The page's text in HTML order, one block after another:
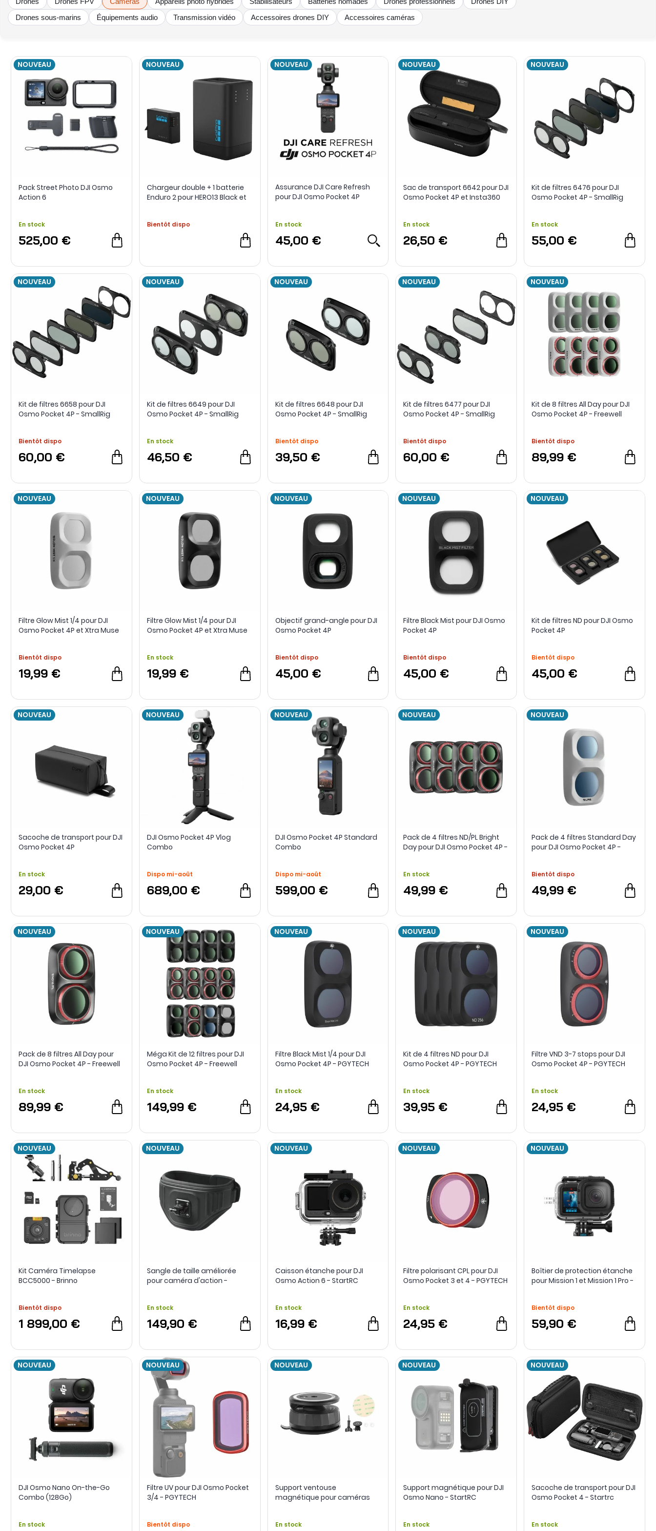
Drones sous-marins
Équipements audio Transmission vidéo Accessoires drones DIY Accessoires caméras
NOUVEAU
Pack Street Photo DJI Osmo
Action 6
En stock
525,00 €
NOUVEAU
Chargeur double + 1 batterie
Enduro 2 pour HERO13 Black et
Bientôt dispo
NOUVEAU
Assurance DJI Care Refresh
pour DJI Osmo Pocket 4P
En stock
45,00 €
NOUVEAU
Sac de transport 6642 pour DJI
Osmo Pocket 4P et Insta360
En stock
26,50 €
NOUVEAU
Kit de filtres 6476 pour DJI
Osmo Pocket 4P - SmallRig
En stock
55,00 €
NOUVEAU
Kit de filtres 6658 pour DJI
Osmo Pocket 4P - SmallRig
Bientôt dispo
60,00 €
NOUVEAU
Kit de filtres 6649 pour DJI
Osmo Pocket 4P - SmallRig
En stock
46,50 €
NOUVEAU
Kit de filtres 6648 pour DJI
Osmo Pocket 4P - SmallRig
Bientôt dispo
39,50 €
NOUVEAU
Kit de filtres 6477 pour DJI
Osmo Pocket 4P - SmallRig
Bientôt dispo
60,00 €
NOUVEAU
Kit de 8 filtres All Day pour DJI
Osmo Pocket 4P - Freewell
Bientôt dispo
89,99 €
NOUVEAU
Filtre Glow Mist 1/4 pour DJI
Osmo Pocket 4P et Xtra Muse
Bientôt dispo
19,99 €
NOUVEAU
Filtre Glow Mist 1/4 pour DJI
Osmo Pocket 4P et Xtra Muse
En stock
19,99 €
NOUVEAU
Objectif grand-angle pour DJI
Osmo Pocket 4P
Bientôt dispo
45,00 €
NOUVEAU
Filtre Black Mist pour DJI Osmo
Pocket 4P
Bientôt dispo
45,00 €
NOUVEAU
Kit de filtres ND pour DJI Osmo
Pocket 4P
Bientôt dispo
45,00 €
NOUVEAU
Sacoche de transport pour DJI
Osmo Pocket 4P
En stock
29,00 €
NOUVEAU
DJI Osmo Pocket 4P Vlog
Combo
Dispo mi-août
689,00 €
NOUVEAU
DJI Osmo Pocket 4P Standard
Combo
Dispo mi-août
599,00 €
NOUVEAU
Pack de 4 filtres ND/PL Bright
Day pour DJI Osmo Pocket 4P -
En stock
49,99 €
NOUVEAU
Pack de 4 filtres Standard Day
pour DJI Osmo Pocket 4P -
Bientôt dispo
49,99 €
NOUVEAU
Pack de 8 filtres All Day pour
DJI Osmo Pocket 4P - Freewell
En stock
89,99 €
NOUVEAU
Méga Kit de 12 filtres pour DJI
Osmo Pocket 4P - Freewell
En stock
149,99 €
NOUVEAU
Filtre Black Mist 1/4 pour DJI
Osmo Pocket 4P - PGYTECH
En stock
24,95 €
NOUVEAU
Kit de 4 filtres ND pour DJI
Osmo Pocket 4P - PGYTECH
En stock
39,95 €
NOUVEAU
Filtre VND 3-7 stops pour DJI
Osmo Pocket 4P - PGYTECH
En stock
24,95 €
NOUVEAU
Kit Caméra Timelapse
BCC5000 - Brinno
Bientôt dispo
1 899,00 €
NOUVEAU
Sangle de taille améliorée
pour caméra d'action -
En stock
149,90 €
NOUVEAU
Caisson étanche pour DJI
Osmo Action 6 - StartRC
En stock
16,99 €
NOUVEAU
Filtre polarisant CPL pour DJI
Osmo Pocket 3 et 4 - PGYTECH
En stock
24,95 €
NOUVEAU
Boîtier de protection étanche
pour Mission 1 et Mission 1 Pro -
Bientôt dispo
59,90 €
NOUVEAU
DJI Osmo Nano On-the-Go
Combo (128Go)
En stock
NOUVEAU
Filtre UV pour DJI Osmo Pocket
3/4 - PGYTECH
Bientôt dispo
NOUVEAU
Support ventouse
magnétique pour caméras
En stock
NOUVEAU
Support magnétique pour DJI
Osmo Nano - StartRC
En stock
NOUVEAU
Sacoche de transport pour DJI
Osmo Pocket 4 - Startrc
En stock